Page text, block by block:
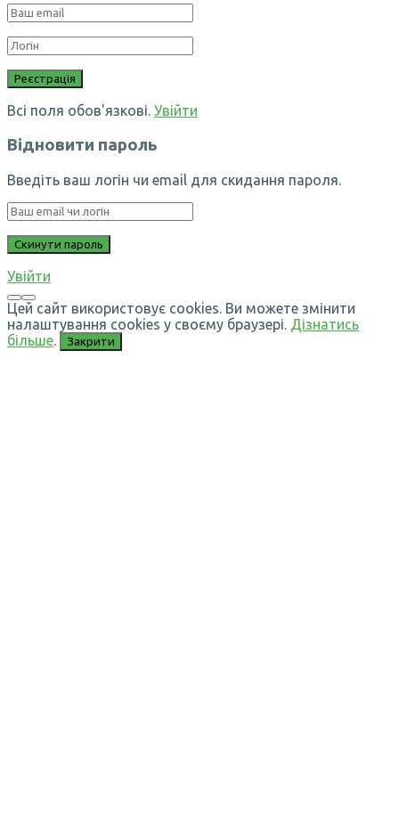
Всі поля обов'язкові. Увійти
Відновити пароль
Введіть ваш логін чи email для скидання пароля.
Увійти
Цей сайт використовує cookies. Ви можете змінити
налаштування cookies у своєму браузері. Дізнатись
більше. Закрити